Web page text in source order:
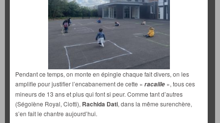
Pendant ce temps, on monte en épingle chaque fait divers, on les
amplifie pour justifier l’encabanement de cette « racaille », tous ces
mineurs de 13 ans et plus qui font si peur. Comme tant d’autres
(Ségolène Royal, Ciotti), Rachida Dati, dans la même surenchère,
s’en fait le chantre aujourd’hui.